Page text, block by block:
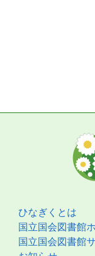
ひなぎくとは
国立国会図書館
国立国会図書館